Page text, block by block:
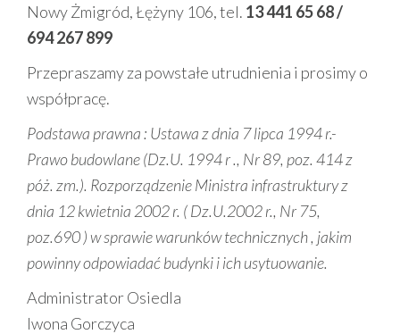
Nowy Żmigród, Łężyny 106, tel. 13 441 65 68 /
694 267 899
Przepraszamy za powstałe utrudnienia i prosimy o
współpracę.
Podstawa prawna : Ustawa z dnia 7 lipca 1994 r.-
Prawo budowlane (Dz.U. 1994 r ., Nr 89, poz. 414 z
póż. zm.). Rozporządzenie Ministra infrastruktury z
dnia 12 kwietnia 2002 r. ( Dz.U.2002 r., Nr 75,
poz.690 ) w sprawie warunków technicznych , jakim
powinny odpowiadać budynki i ich usytuowanie.
Administrator Osiedla
Iwona Gorczyca